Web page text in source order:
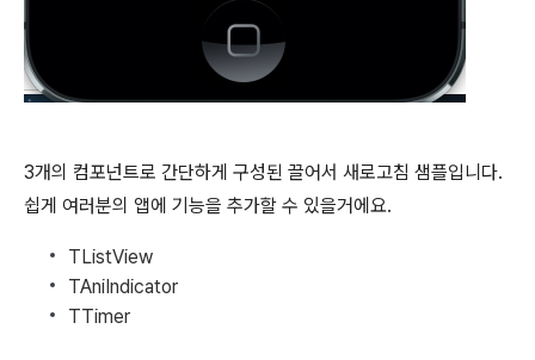
3개의 컴포넌트로 간단하게 구성된 끌어서 새로고침 샘플입니다.
쉽게 여러분의 앱에 기능을 추가할 수 있을거에요.
TListView
TAniIndicator
TTimer